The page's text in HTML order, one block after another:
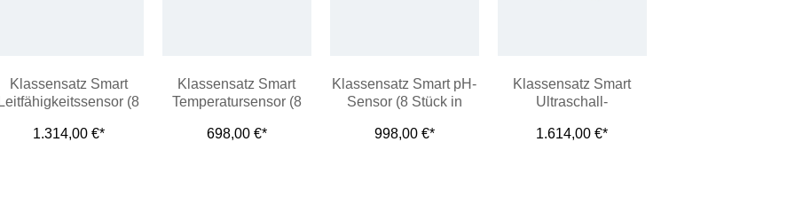
Klassensatz Smart
Leitfähigkeitssensor (8
1.314,00 €*
Klassensatz Smart
Temperatursensor (8
698,00 €*
Klassensatz Smart pH-
Sensor (8 Stück in
998,00 €*
Klassensatz Smart
Ultraschall-
Stück in Wanne)
1.614,00 €*